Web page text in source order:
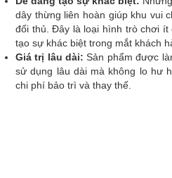
dây thừng liên hoàn giúp khu vui
đối thủ. Đây là loại hình trò chơi
tạo sự khác biệt trong mắt khách
Giá trị lâu dài: Sản phẩm được
sử dụng lâu dài mà không lo hư
chi phí bảo trì và thay thế.